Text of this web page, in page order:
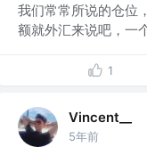
我们常常所说的仓位
额就外汇来说吧，一
1
Vincent__
5年前